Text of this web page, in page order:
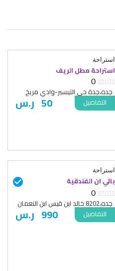
استراحة
استراحة مطل الريف
0
جده،جدة حي التيسير-وادي مريخ
ر.س 50 التفاصيل
استراحة
بالي ان الفندقية
0
جده،8202 خالد ابن قيس ابن النعمان
ر.س 990 التفاصيل